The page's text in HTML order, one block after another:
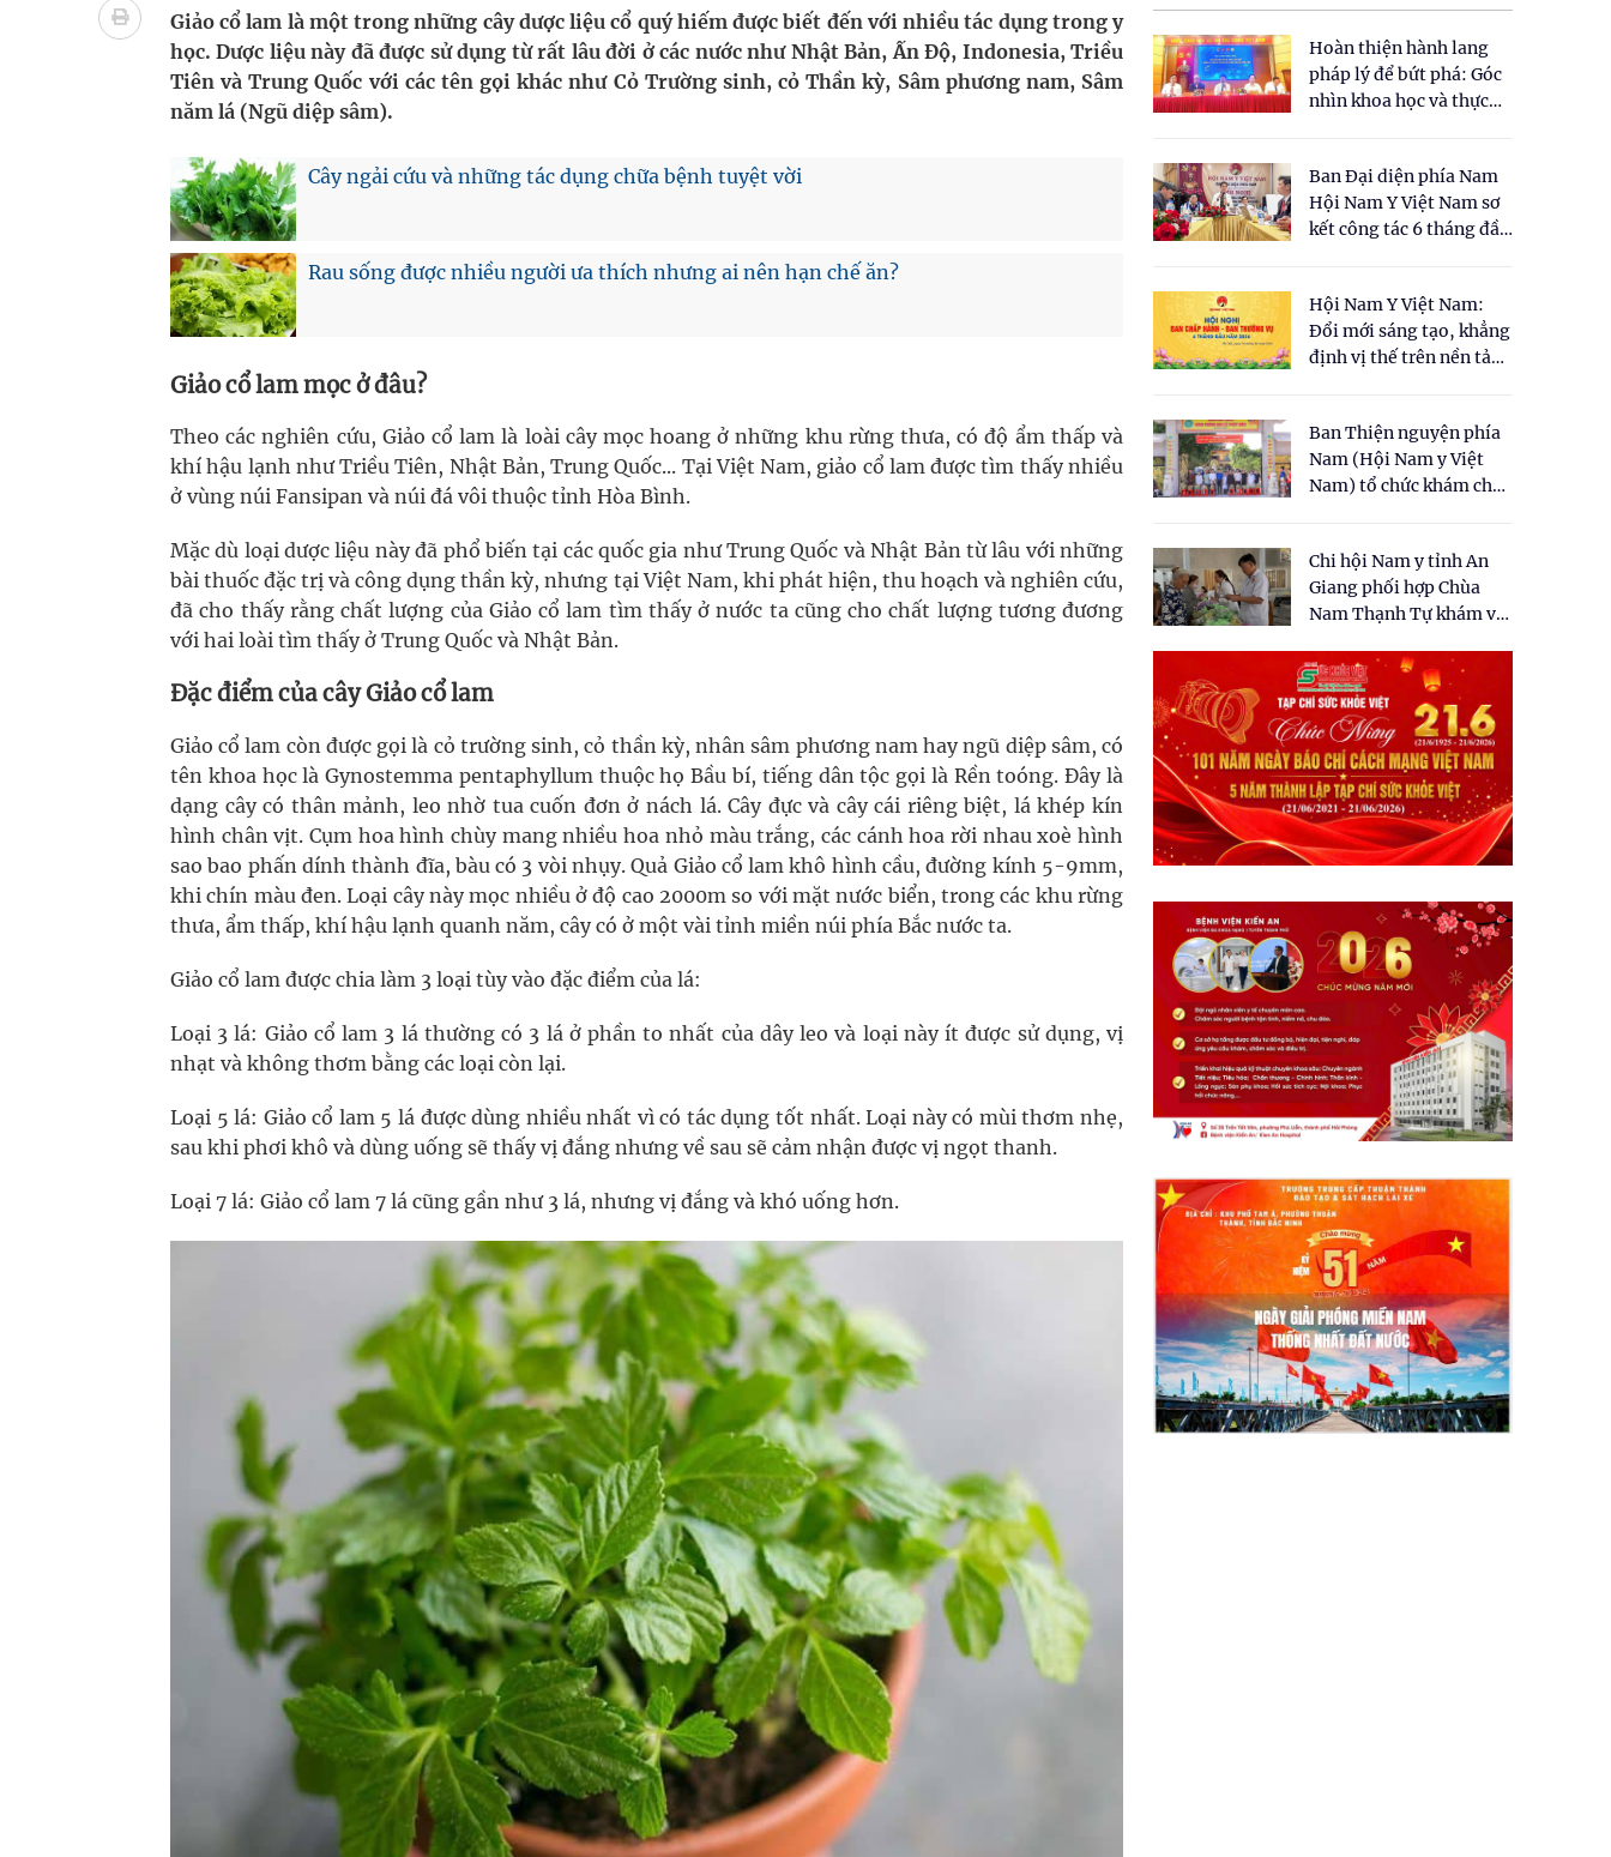
BSR tăng 12,5% năng lực tồn chứa dầu thô tại NMLD Dung Quất
Gần 30% dân số cả nước đã được khám sức khỏe định kỳ, khám sàng lọc miễn phí
Ung thư thận: Nguy hiểm vì tiến triển quá âm thầm
Nhiều chuỗi hoạt động lớn được diễn ra tại Lễ hội sầu riêng 2026
Giảo cổ lam là một trong những cây dược liệu cổ quý hiếm được biết đến với nhiều tác dụng trong y
học. Dược liệu này đã được sử dụng từ rất lâu đời ở các nước như Nhật Bản, Ấn Độ, Indonesia, Triều
Tiên và Trung Quốc với các tên gọi khác như Cỏ Trường sinh, cỏ Thần kỳ, Sâm phương nam, Sâm
năm lá (Ngũ diệp sâm).
Cây ngải cứu và những tác dụng chữa bệnh tuyệt vời
Rau sống được nhiều người ưa thích nhưng ai nên hạn chế ăn?
Giảo cổ lam mọc ở đâu?
Theo các nghiên cứu, Giảo cổ lam là loài cây mọc hoang ở những khu rừng thưa, có độ ẩm thấp và
khí hậu lạnh như Triều Tiên, Nhật Bản, Trung Quốc... Tại Việt Nam, giảo cổ lam được tìm thấy nhiều
ở vùng núi Fansipan và núi đá vôi thuộc tỉnh Hòa Bình.
Mặc dù loại dược liệu này đã phổ biến tại các quốc gia như Trung Quốc và Nhật Bản từ lâu với những
bài thuốc đặc trị và công dụng thần kỳ, nhưng tại Việt Nam, khi phát hiện, thu hoạch và nghiên cứu,
đã cho thấy rằng chất lượng của Giảo cổ lam tìm thấy ở nước ta cũng cho chất lượng tương đương
với hai loài tìm thấy ở Trung Quốc và Nhật Bản.
Đặc điểm của cây Giảo cổ lam
Giảo cổ lam còn được gọi là cỏ trường sinh, cỏ thần kỳ, nhân sâm phương nam hay ngũ diệp sâm, có
tên khoa học là Gynostemma pentaphyllum thuộc họ Bầu bí, tiếng dân tộc gọi là Rền toóng. Đây là
dạng cây có thân mảnh, leo nhờ tua cuốn đơn ở nách lá. Cây đực và cây cái riêng biệt, lá khép kín
hình chân vịt. Cụm hoa hình chùy mang nhiều hoa nhỏ màu trắng, các cánh hoa rời nhau xoè hình
sao bao phấn dính thành đĩa, bàu có 3 vòi nhụy. Quả Giảo cổ lam khô hình cầu, đường kính 5-9mm,
khi chín màu đen. Loại cây này mọc nhiều ở độ cao 2000m so với mặt nước biển, trong các khu rừng
thưa, ẩm thấp, khí hậu lạnh quanh năm, cây có ở một vài tỉnh miền núi phía Bắc nước ta.
Giảo cổ lam được chia làm 3 loại tùy vào đặc điểm của lá:
Loại 3 lá: Giảo cổ lam 3 lá thường có 3 lá ở phần to nhất của dây leo và loại này ít được sử dụng, vị
nhạt và không thơm bằng các loại còn lại.
Loại 5 lá: Giảo cổ lam 5 lá được dùng nhiều nhất vì có tác dụng tốt nhất. Loại này có mùi thơm nhẹ,
sau khi phơi khô và dùng uống sẽ thấy vị đắng nhưng về sau sẽ cảm nhận được vị ngọt thanh.
Loại 7 lá: Giảo cổ lam 7 lá cũng gần như 3 lá, nhưng vị đắng và khó uống hơn.
Hoàn thiện hành lang
pháp lý để bứt phá: Góc
nhìn khoa học và thực
cho Luật Y dược cổ
truyền Việt Nam"
Ban Đại diện phía Nam
Hội Nam Y Việt Nam sơ
kết công tác 6 tháng đầu
Hội Nam Y Việt Nam:
Đổi mới sáng tạo, khẳng
định vị thế trên nền tảng
Ban Thiện nguyện phía
Nam (Hội Nam y Việt
Nam) tổ chức khám chữa
dân tại xã Tân Tập
Chi hội Nam y tỉnh An
Giang phối hợp Chùa
Nam Thạnh Tự khám và
nhân dân